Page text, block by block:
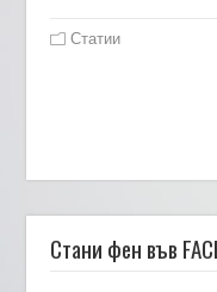
Статии
Стани фен във